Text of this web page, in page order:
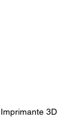
Imprimante 3D